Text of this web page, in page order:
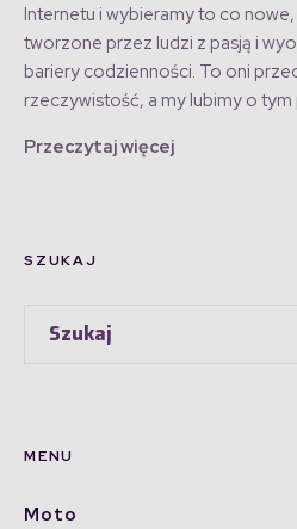
Internetu i wybieramy to co
tworzone przez ludzi z pasją i
bariery codzienności. To oni
rzeczywistość, a my lubimy o tym
Przeczytaj więcej
SZUKAJ
MENU
Moto